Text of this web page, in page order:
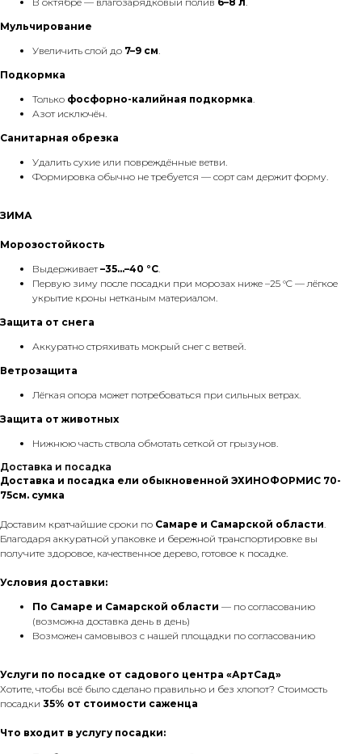
Мульчирование
Увеличить слой до 7–9 см.
Подкормка
Только фосфорно-калийная подкормка.
Азот исключён.
Санитарная обрезка
Удалить сухие или повреждённые ветви.
Формировка обычно не требуется — сорт сам держит форму.
ЗИМА
Морозостойкость
Выдерживает–35…–40 °C.
Первую зиму после посадки при морозах ниже –25 °C — лёгкое
укрытие кроны нетканым материалом.
Защита от снега
Аккуратно стряхивать мокрый снег с ветвей.
Ветрозащита
Лёгкая опора может потребоваться при сильных ветрах.
Защита от животных
Нижнюю часть ствола обмотать сеткой от грызунов.
Доставка и посадка
Доставка и посадка ели обыкновенной ЭХИНОФОРМИС 70-
75см. сумка
Доставим кратчайшие сроки по Самаре и Самарской области.
Благодаря аккуратной упаковке и бережной транспортировке вы
получите здоровое, качественное дерево, готовое к посадке.
Условия доставки:
По Самаре и Cамарской области — по согласованию
(возможна доставка день в день)
Возможен самовывоз с нашей площадки по согласованию
Услуги по посадке от садового центра «АртСад»
Хотите, чтобы всё было сделано правильно и без хлопот? Стоимость
посадки 35% от стоимости саженца
Что входит в услугу посадки: